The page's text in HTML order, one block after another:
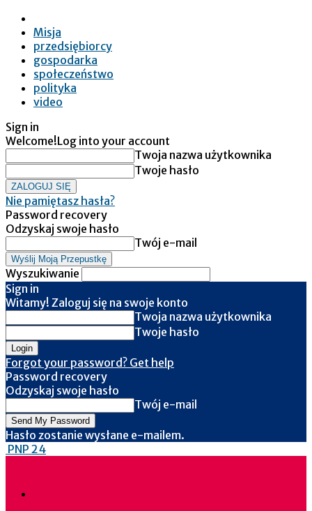
Misja
przedsiębiorcy
gospodarka
społeczeństwo
polityka
video
Sign in
Welcome!Log into your account
Twoja nazwa użytkownika
Twoje hasło
Nie pamiętasz hasła?
Password recovery
Odzyskaj swoje hasło
Twój e-mail
Wyszukiwanie
Sign in
Witamy! Zaloguj się na swoje konto
Twoja nazwa użytkownika
Twoje hasło
Forgot your password? Get help
Password recovery
Odzyskaj swoje hasło
Twój e-mail
Hasło zostanie wysłane e-mailem.
PNP 24